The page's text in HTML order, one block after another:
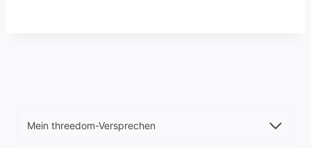
Mein threedom-Versprechen